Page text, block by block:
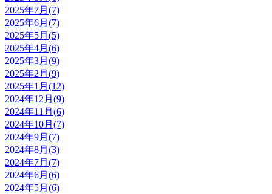
2025年7月(7)
2025年6月(7)
2025年5月(5)
2025年4月(6)
2025年3月(9)
2025年2月(9)
2025年1月(12)
2024年12月(9)
2024年11月(6)
2024年10月(7)
2024年9月(7)
2024年8月(3)
2024年7月(7)
2024年6月(6)
2024年5月(6)